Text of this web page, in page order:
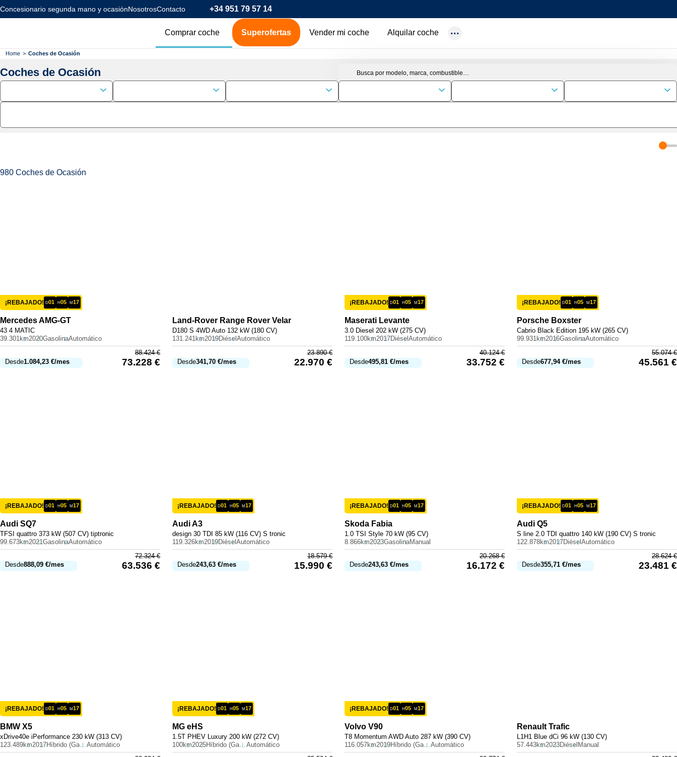
Concesionario segunda mano y ocasiónNosotrosContacto +34 951 79 57 14
Comprar coche
Coches Eléctricos
Superofertas Vender mi coche Alquilar coche
Home > Coches de Ocasión
Coches de Ocasión
980 Coches de Ocasión
¡REBAJADO! D01 H05 M17
MercedesAMG-GT
43 4 MATIC
39.301km2020GasolinaAutomático
Desde1.084,23 €/mes
88.424€
73.228 €
Land-Rover Range Rover Velar
D180 S 4WD Auto 132 kW (180 CV)
131.241km2019Diésel Automático
Desde341,70 €/mes
23.890€
22.970 €
¡REBAJADO! D01 H05 M17
Maserati Levante
3.0 Diesel 202 kW (275 CV)
119.100km2017Diésel Automático
Desde495,81 €/mes
40.124€
33.752 €
¡REBAJADO! D01 H05 M17
Porsche Boxster
Cabrio Black Edition 195 kW (265 CV)
99.931km2016GasolinaAutomático
Desde677,94 €/mes
55.074€
45.561 €
¡REBAJADO! D01 H05 M17
Audi SQ7
TFSI quattro 373 kW (507 CV) tiptronic
99.673km2021GasolinaAutomático
Desde888,09 €/mes
72.324€
63.536 €
¡REBAJADO! D01 H05 M17
AudiA3
design 30 TDI 85 kW (116 CV) S tronic
119.326km2019DiéselAutomático
Desde243,63 €/mes
18.579€
15.990 €
¡REBAJADO! D01 H05 M17
Skoda Fabia
1.0 TSI Style 70 kW (95 CV)
8.866km2023GasolinaManual
Desde243,63 €/mes
20.268€
16.172 €
¡REBAJADO! D01 H05 M17
Audi Q5
S line 2.0 TDI quattro 140 kW (190 CV) S tronic
122.878km2017DiéselAutomático
Desde355,71 €/mes
28.624€
23.481 €
¡REBAJADO! D01 H05 M17
BMW X5
xDrive40e iPerformance 230 kW (313 CV)
123.489km2017 Híbrido (Gasolina) Automático
¡REBAJADO! D01 H05 M17
MG eHS
1.5T PHEV Luxury 200 kW (272 CV)
100km2025 Híbrido (Gasolina) Automático
¡REBAJADO! D01 H05 M17
Volvo V90
T8 Momentum AWD Auto 287 kW (390 CV)
116.057km2019 Híbrido (Gasolina) Automático
Renault Trafic
L1H1 Blue dCi 96 kW (130 CV)
57.443km2023Diésel Manual